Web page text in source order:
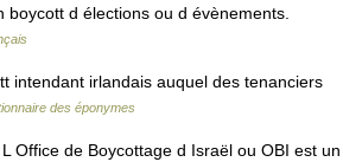
d élections ou d évènements.
intendant irlandais auquel des tenanciers
des éponymes
Office de Boycottage d Israël ou OBI est un